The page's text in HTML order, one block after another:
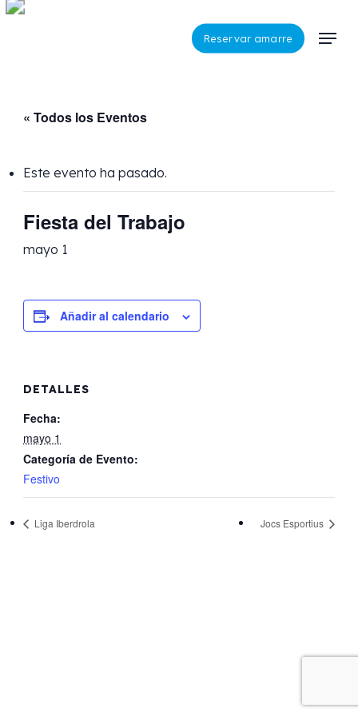
Skip
Reservar amarre Menu
« Todos los Eventos
Este evento ha pasado.
Fiesta del Trabajo
mayo 1
Añadir al calendario
DETALLES
Fecha:
mayo 1
Categoría de Evento:
Festivo
Liga Iberdrola Jocs Esportius